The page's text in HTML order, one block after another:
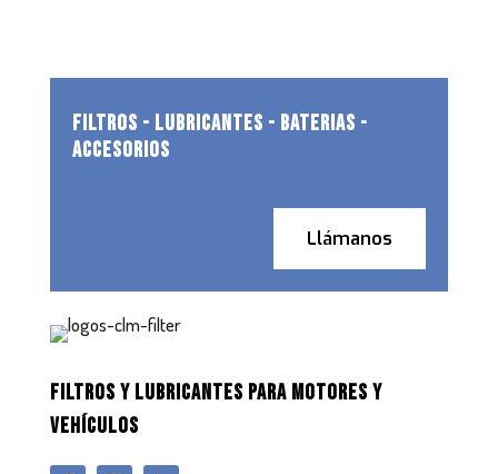
FILTROS - LUBRICANTES - BATERIAS -
ACCESORIOS
Llámanos
FILTROS Y LUBRICANTES PARA MOTORES Y
VEHÍCULOS